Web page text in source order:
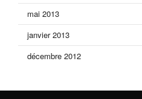
mai 2013
janvier 2013
décembre 2012